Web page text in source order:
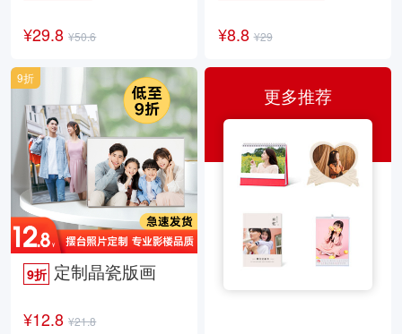
¥29.8 ¥50.6 ¥8.8 ¥29
9折 定制晶瓷版画
¥12.8 ¥21.8
9折
更多推荐